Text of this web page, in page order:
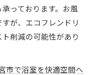
っております。お風
が、エコフレンドリ
削減の可能性があり
市で浴室を快適空間へ